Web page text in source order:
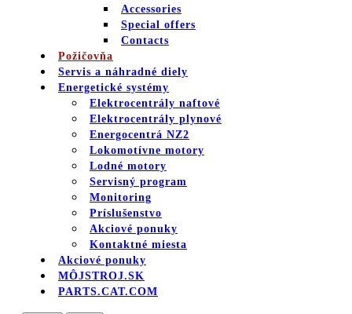
Accessories
Special offers
Contacts
Požičovňa
Servis a náhradné diely
Energetické systémy
Elektrocentrály naftové
Elektrocentrály plynové
Energocentrá NZ2
Lokomotívne motory
Lodné motory
Servisný program
Monitoring
Príslušenstvo
Akciové ponuky
Kontaktné miesta
Akciové ponuky
MÔJSTROJ.SK
PARTS.CAT.COM